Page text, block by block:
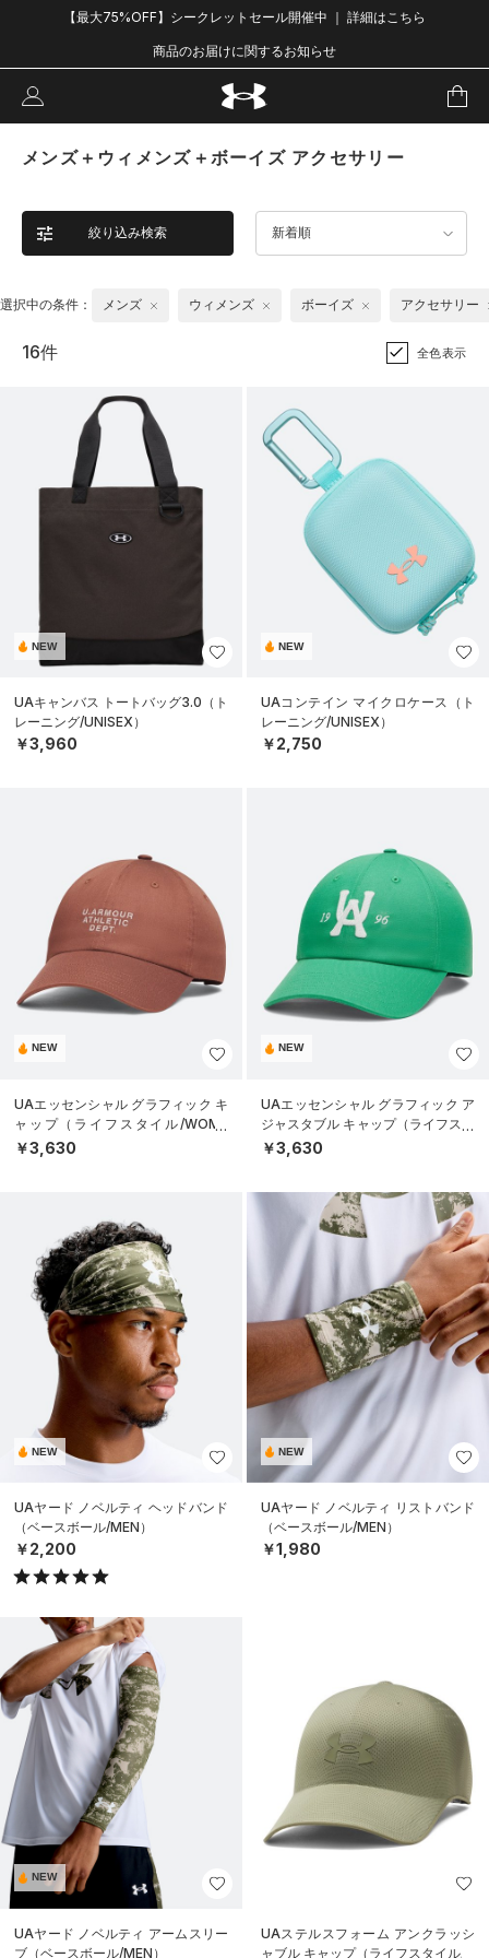
【最大75%OFF】シークレットセール開催中 ｜ 詳細はこちら
商品のお届けに関するお知らせ
メンズ＋ウィメンズ＋ボーイズ アクセサリー
絞り込み検索 新着順
選択中の条件： メンズ ウィメンズ ボーイズ アクセサリー
16件 全色表示
NEW
UAキャンバス トートバッグ3.0（ト
レーニング/UNISEX）
￥3,960
NEW
UAコンテイン マイクロケース（ト
レーニング/UNISEX）
￥2,750
NEW
UAエッセンシャル グラフィック キ
ャップ（ライフスタイル/WOME
N）
￥3,630
NEW
UAエッセンシャル グラフィック ア
ジャスタブル キャップ（ライフスタ
イル/UNISEX）
￥3,630
NEW
UAヤード ノベルティ ヘッドバンド
（ベースボール/MEN）
￥2,200
NEW
UAヤード ノベルティ リストバンド
（ベースボール/MEN）
￥1,980
NEW
UAヤード ノベルティ アームスリー
ブ（ベースボール/MEN）
UAステルスフォーム アンクラッシ
ャブル キャップ（ライフスタイル/U